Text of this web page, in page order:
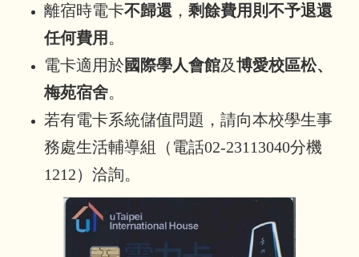
離宿時電卡不歸還 ， 剩餘費用則不予退還
任何費用 。
電卡適用於國際學人會館及博愛校區松、
梅苑宿舍。
若有電卡系統儲值問題，請向本校學生事
務處生活輔導組（電話02-23113040分機
1212）洽詢。